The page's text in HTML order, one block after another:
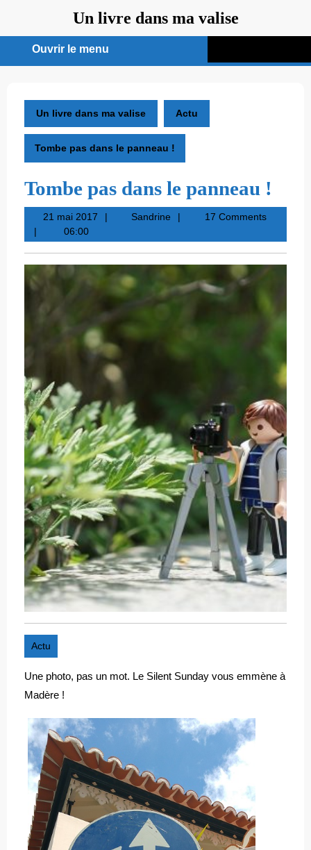
contenu
Un livre dans ma valise
Ouvrir le menu
menu
Un livre dans ma valise Actu
Tombe pas dans le panneau !
Tombe pas dans le panneau !
21 mai 201721
2017
SandrineSandrine17 Comments
06:00
Actu
Une photo, pas un mot. Le Silent Sunday vous emmène à
Madère !